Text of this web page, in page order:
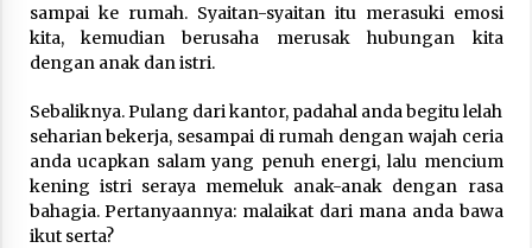
Takut Mati
3 months ago
Said Muniruddin Latih Mental dan Spiritual 80
Siswa YPHC
3 months ago
sampai ke rumah. Syaitan-syaitan itu merasuki emosi
kita, kemudian berusaha merusak hubungan kita
dengan anak dan istri.
Sebaliknya. Pulang dari kantor, padahal anda begitu lelah
seharian bekerja, sesampai di rumah dengan wajah ceria
anda ucapkan salam yang penuh energi, lalu mencium
kening istri seraya memeluk anak-anak dengan rasa
bahagia. Pertanyaannya: malaikat dari mana anda bawa
ikut serta?